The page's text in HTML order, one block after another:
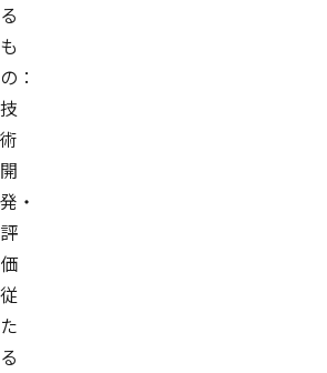
る
も
の：
技
術
開
発・
評
価
従
た
る